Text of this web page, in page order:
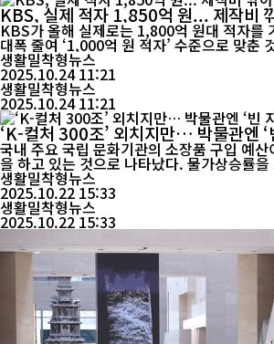
KBS, 실제 적자 1,850억 원... 제작비
KBS가 올해 실제로는 1,800억 원대 적자를
대폭 줄여 ‘1,000억 원 적자’ 수준으로 맞춘 것
기 더불어민주당 의원(인천 남동을)은 23일
통신위원회 국정감사에서 “박장범 사장의 진
원 적자”라며 “적자 원인도 수신료 분리징수
로는 경영 무능이 낳은 구조적 붕괴”라고 비판
생활밀착형뉴스
2025.10.24 11:21
생활밀착형뉴스
2025.10.24 11:21
‘K-컬처 300조’ 외치지만… 박물관엔 ‘
국내 주요 국립 문화기관의 소장품 구입 예
을 하고 있는 것으로 나타났다. 물가상승률
은 오히려 줄었다는 지적이 나온다. 국회 문화체육관광위원회 소속
민형배 의원(더불어민주당·광주 광산을)이 국
현대미술관에서 제출받은 ‘최근 10년간 소장
료에 따르면, 국립중앙박물관의 연평균 소장
생활밀착형뉴스
2025.10.22 15:33
생활밀착형뉴스
2025.10.22 15:33